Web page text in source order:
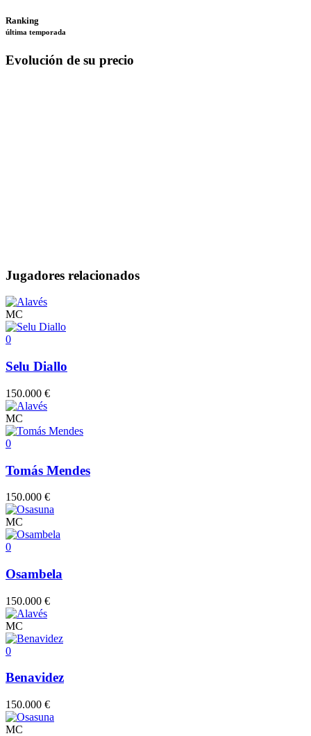
Ranking
última temporada
Evolución de su precio
Jugadores relacionados
MC
0
Selu Diallo
150.000 €
MC
0
Tomás Mendes
150.000 €
MC
0
Osambela
150.000 €
MC
0
Benavidez
150.000 €
MC